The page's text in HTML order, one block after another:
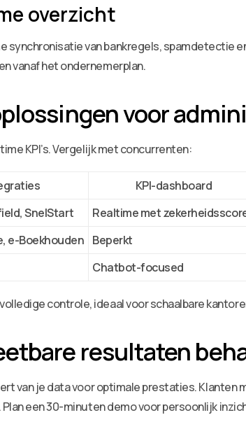
overzicht
synchronisatie van bankregels, spamdetectie
vanaf het ondernemerplan.
voor
KPI’s. Vergelijk met concurrenten:
KPI-dashboard
SnelStart
Realtime met
e-Boekhouden Beperkt
Chatbot-focused
controle, ideaal voor schaalbare
resultaten
van je data voor optimale prestaties. Klanten
een 30-minuten demo voor persoonlijk